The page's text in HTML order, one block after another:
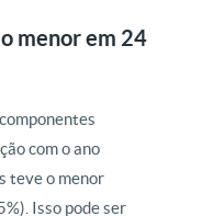
menor em 24
com o ano
teve o menor
Isso pode ser